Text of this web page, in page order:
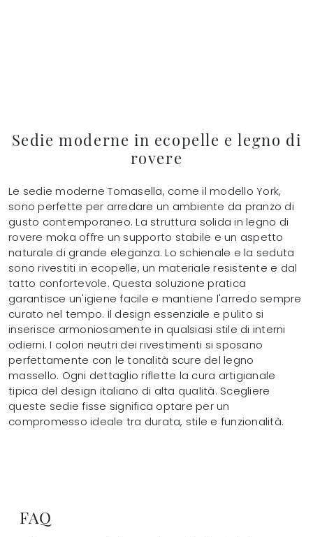
Sedie moderne in ecopelle e legno di
rovere
Le sedie moderne Tomasella, come il modello York,
sono perfette per arredare un ambiente da pranzo di
gusto contemporaneo. La struttura solida in legno di
rovere moka offre un supporto stabile e un aspetto
naturale di grande eleganza. Lo schienale e la seduta
sono rivestiti in ecopelle, un materiale resistente e dal
tatto confortevole. Questa soluzione pratica
garantisce un'igiene facile e mantiene l'arredo sempre
curato nel tempo. Il design essenziale e pulito si
inserisce armoniosamente in qualsiasi stile di interni
odierni. I colori neutri dei rivestimenti si sposano
perfettamente con le tonalità scure del legno
massello. Ogni dettaglio riflette la cura artigianale
tipica del design italiano di alta qualità. Scegliere
queste sedie fisse significa optare per un
compromesso ideale tra durata, stile e funzionalità.
FAQ